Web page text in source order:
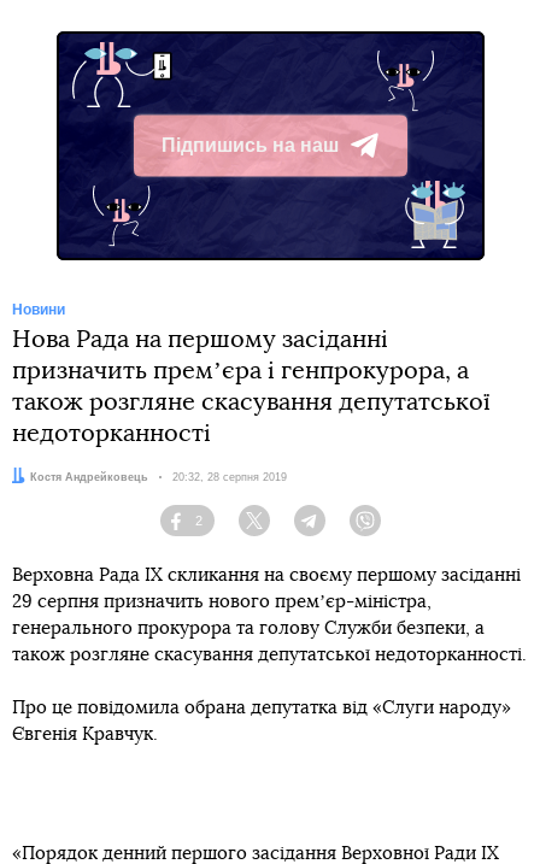
Підпишись на наш
Telegram
Новини
Нова Рада на першому засіданні
призначить премʼєра і генпрокурора, а
також розгляне скасування депутатської
недоторканності
Автор:Костя Андрейковець Дата:
20:32, 28 серпня 2019
Facebook
2
Twitter TelegramViber
Верховна Рада IX скликання на своєму першому засіданні
29 серпня призначить нового премʼєр-міністра,
генерального прокурора та голову Служби безпеки, а
також розгляне скасування депутатської недоторканності.
Про це повідомила обрана депутатка від «Слуги народу»
Євгенія Кравчук.
«Порядок денний першого засідання Верховної Ради ІХ